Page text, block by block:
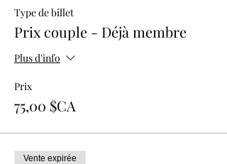
Type de billet
Prix couple - Déjà membre
Plus d'info
Prix
75,00 $CA
Vente expirée